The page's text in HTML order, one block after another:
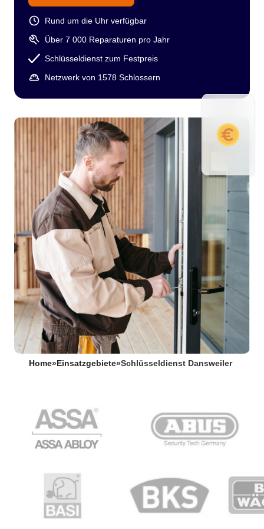
Rund um die Uhr verfügbar
Über 7 000 Reparaturen pro Jahr
Schlüsseldienst zum Festpreis
Netzwerk von 1578 Schlossern
Home» Einsatzgebiete»Schlüsseldienst Dansweiler